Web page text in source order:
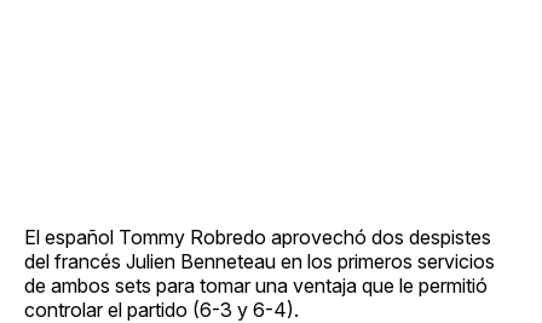
El español Tommy Robredo aprovechó dos despistes
del francés Julien Benneteau en los primeros servicios
de ambos sets para tomar una ventaja que le permitió
controlar el partido (6-3 y 6-4).